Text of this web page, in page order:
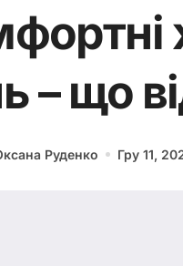
– що
Руденко Гру 11,